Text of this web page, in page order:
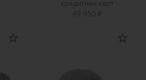
кредитных карт
49 950 ₽